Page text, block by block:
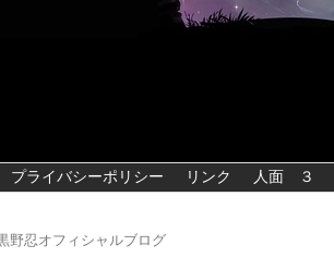
プライバシーポリシー リンク 人面 ３
野忍オフィシャルブログ